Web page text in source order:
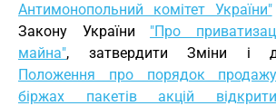
Антимонопольний комітет України"
Закону України "Про
майна", затвердити Зміни і
Положення про порядок
біржах пакетів акцій